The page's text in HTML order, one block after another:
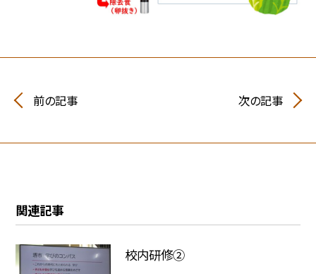
前の記事 次の記事
関連記事
校内研修②